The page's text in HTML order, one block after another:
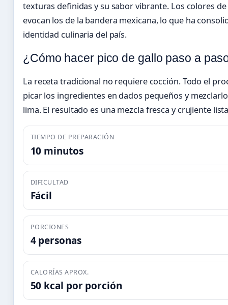
texturas definidas y su sabor vibrante. Los colores
evocan los de la bandera mexicana, lo que ha
identidad culinaria del país.
¿Cómo hacer pico de gallo paso a
La receta tradicional no requiere cocción. Todo el
picar los ingredientes en dados pequeños y
lima. El resultado es una mezcla fresca y crujiente
TIEMPO DE PREPARACIÓN
10 minutos
DIFICULTAD
Fácil
PORCIONES
4 personas
CALORÍAS APROX.
50 kcal por porción